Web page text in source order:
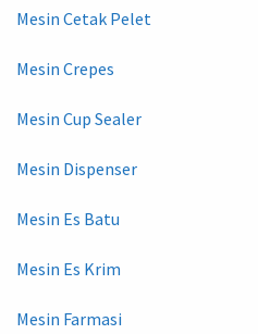
Mesin Cetak Pelet
Mesin Crepes
Mesin Cup Sealer
Mesin Dispenser
Mesin Es Batu
Mesin Es Krim
Mesin Farmasi